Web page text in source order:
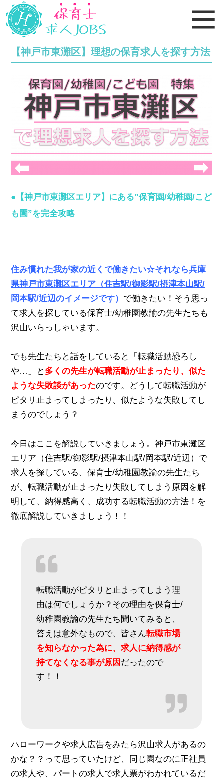
【神戸市東灘区】理想の保育求人を探す方法
●【神戸市東灘区エリア】にある”保育園/幼稚園/こど
も園”を完全攻略
住み慣れた我が家の近くで働きたい☆それなら兵庫
県神戸市東灘区エリア（住吉駅/御影駅/摂津本山駅/
岡本駅/近辺のイメージです） で働きたい！そう思っ
て求人を探している保育士/幼稚園教諭の先生たちも
沢山いらっしゃいます。
でも先生たちと話をしていると「転職活動恐ろし
や…」と 多くの先生が転職活動が止まったり、似た
ような失敗談があったのです。どうして転職活動が
ピタリ止まってしまったり、似たような失敗してし
まうのでしょう？
今日はここを解説していきましょう。神戸市東灘区
エリア（住吉駅/御影駅/摂津本山駅/岡本駅/近辺）で
求人を探している、保育士/幼稚園教諭の先生たち
が、転職活動が止まったり失敗してしまう原因を解
明して、納得感高く、成功する転職活動の方法！を
徹底解説していきましょう！！
転職活動がピタリと止まってしまう理
由は何でしょうか？その理由を保育士/
幼稚園教諭の先生たち聞いてみると、
答えは意外なもので、皆さん転職市場
を知らなかった為に、求人に納得感が
持てなくなる事が原因 だったので
す！！
ハローワークや求人広告をみたら沢山求人があるの
かな？？って思っていたけど、同じ園なのに正社員
の求人や、パートの求人で求人票がわかれているだ